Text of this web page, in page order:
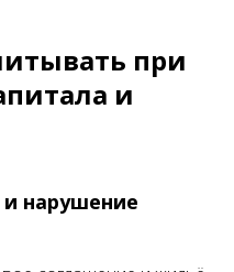
при
и
нарушение